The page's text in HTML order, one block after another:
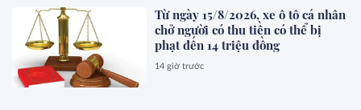
Từ ngày 15/8/2026, xe ô tô cá nhân
chở người có thu tiền có thể bị
phạt đến 14 triệu đồng
14 giờ trước